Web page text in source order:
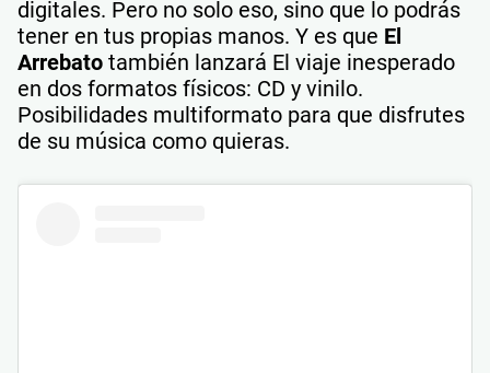
digitales. Pero no solo eso, sino que lo podrás
tener en tus propias manos. Y es que El
Arrebato también lanzará El viaje inesperado
en dos formatos físicos: CD y vinilo.
Posibilidades multiformato para que disfrutes
de su música como quieras.